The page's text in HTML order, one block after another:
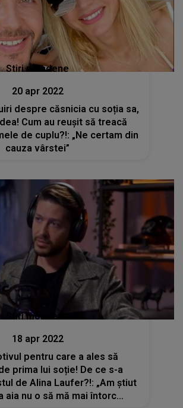
Stiri mondene
20 apr 2022
despre căsnicia cu soția sa,
Cum au reușit să treacă
de cuplu?!: „Ne certam din
cauza vârstei”
Stiri mondene
18 apr 2022
pentru care a ales să
prima lui soție! De ce s-a
de Alina Laufer?!: „Am știut
aia nu o să mă mai întorc